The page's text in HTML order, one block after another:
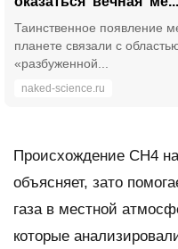
Таинственное появление
планете связали с
«разбуженной...
naked-science.ru
Происхождение CH4
объясняет, зато
газа в местной
которые